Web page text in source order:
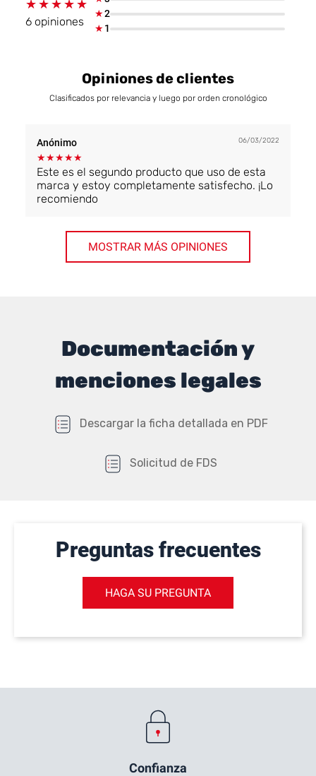
★★★★★
★★★★★
6 opiniones
★2
★1
Opiniones de clientes
Clasificados por relevancia y luego por orden cronológico
Anónimo 06/03/2022
★★★★★
Este es el segundo producto que uso de esta
marca y estoy completamente satisfecho. ¡Lo
recomiendo
MOSTRAR MÁS OPINIONES
Documentación y
menciones legales
Descargar la ficha detallada en PDF
Solicitud de FDS
Preguntas frecuentes
HAGA SU PREGUNTA
Confianza